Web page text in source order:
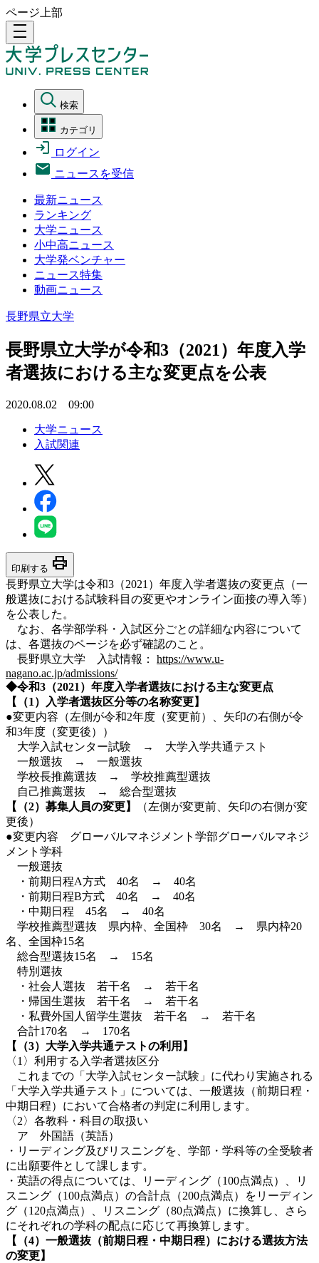
ページ上部
density_medium
検索
カテゴリ
ログイン
ニュースを受信
最新ニュース
ランキング
大学ニュース
小中高ニュース
大学発ベンチャー
ニュース特集
動画ニュース
長野県立大学
長野県立大学が令和3（2021）年度入学
者選抜における主な変更点を公表
2020.08.02 09:00
大学ニュース
入試関連
印刷する print
長野県立大学は令和3（2021）年度入学者選抜の変更点（一
般選抜における試験科目の変更やオンライン面接の導入等）
を公表した。
なお、各学部学科・入試区分ごとの詳細な内容について
は、各選抜のページを必ず確認のこと。
長野県立大学 入試情報： https://www.u-
nagano.ac.jp/admissions/
◆令和3（2021）年度入学者選抜における主な変更点
【（1）入学者選抜区分等の名称変更】
●変更内容（左側が令和2年度（変更前）、矢印の右側が令
和3年度（変更後））
大学入試センター試験 → 大学入学共通テスト
一般選抜 → 一般選抜
学校長推薦選抜 → 学校推薦型選抜
自己推薦選抜 → 総合型選抜
【（2）募集人員の変更】
（左側が変更前、矢印の右側が変
更後）
●変更内容 グローバルマネジメント学部グローバルマネジ
メント学科
一般選抜
・前期日程A方式 40名 → 40名
・前期日程B方式 40名 → 40名
・中期日程 45名 → 40名
学校推薦型選抜 県内枠、全国枠 30名 → 県内枠20
名、全国枠15名
総合型選抜15名 → 15名
特別選抜
・社会人選抜 若干名 → 若干名
・帰国生選抜 若干名 → 若干名
・私費外国人留学生選抜 若干名 → 若干名
合計170名 → 170名
【（3）大学入学共通テストの利用】
〈1〉利用する入学者選抜区分
これまでの「大学入試センター試験」に代わり実施される
「大学入学共通テスト」については、一般選抜（前期日程・
中期日程）において合格者の判定に利用します。
〈2〉各教科・科目の取扱い
ア 外国語（英語）
・リーディング及びリスニングを、学部・学科等の全受験者
に出願要件として課します。
・英語の得点については、リーディング（100点満点）、リ
スニング（100点満点）の合計点（200点満点）をリーディン
グ（120点満点）、リスニング（80点満点）に換算し、さら
にそれぞれの学科の配点に応じて再換算します。
【（4）一般選抜（前期日程・中期日程）における選抜方法
の変更】